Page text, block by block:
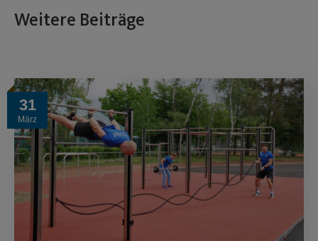
Weitere Beiträge
31
März